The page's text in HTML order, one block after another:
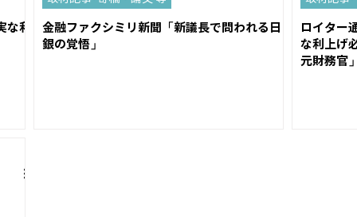
利
金融ファクシミリ新聞「新議長で問われる日
銀の覚悟」
ロイター
な利上げ
元財務官」